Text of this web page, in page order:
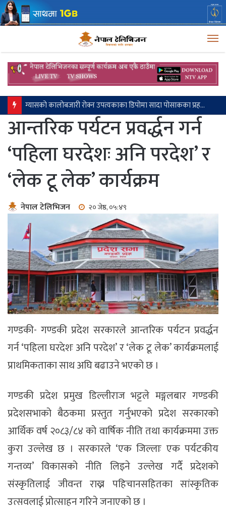
ग्यासको कालोबजारी रोक्न उपत्यकाका डिपोमा सादा पोसाकका प्रहरी परिचालन
आन्तरिक पर्यटन प्रवर्द्धन गर्न
‘पहिला घरदेशः अनि परदेश’ र
‘लेक टू लेक’ कार्यक्रम
नेपाल टेलिभिजन २० जेष्ठ, ०५:४९
गण्डकी- गण्डकी प्रदेश सरकारले आन्तरिक पर्यटन प्रवर्द्धन
गर्न ‘पहिला घरदेशः अनि परदेश’ र ‘लेक टू लेक’ कार्यक्रमलाई
प्राथमिकताका साथ अघि बढाउने भएको छ ।
गण्डकी प्रदेश प्रमुख डिल्लीराज भट्टले मङ्गलबार गण्डकी
प्रदेशसभाको बैठकमा प्रस्तुत गर्नुभएको प्रदेश सरकारको
आर्थिक वर्ष २०८३/८४ को वार्षिक नीति तथा कार्यक्रममा उक्त
कुरा उल्लेख छ । सरकारले ‘एक जिल्लाः एक पर्यटकीय
गन्तव्य’ विकासको नीति लिइने उल्लेख गर्दै प्रदेशको
संस्कृतिलाई जीवन्त राख्न पहिचानसहितका सांस्कृतिक
उत्सवलाई प्रोत्साहन गरिने जनाएको छ ।